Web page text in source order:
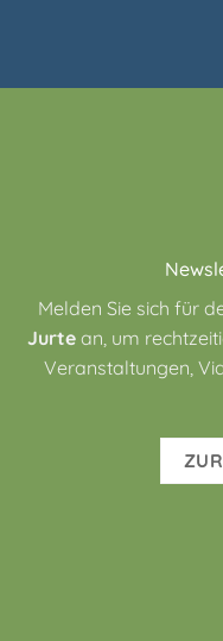
Melden Sie sich für
Jurte an, um
Veranstaltungen,